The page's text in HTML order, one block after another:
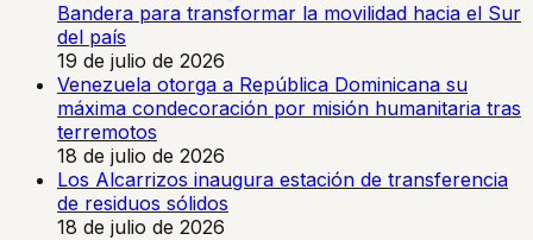
Bandera para transformar la movilidad hacia el Sur
del país
19 de julio de 2026
Venezuela otorga a República Dominicana su
máxima condecoración por misión humanitaria tras
terremotos
18 de julio de 2026
Los Alcarrizos inaugura estación de transferencia
de residuos sólidos
18 de julio de 2026